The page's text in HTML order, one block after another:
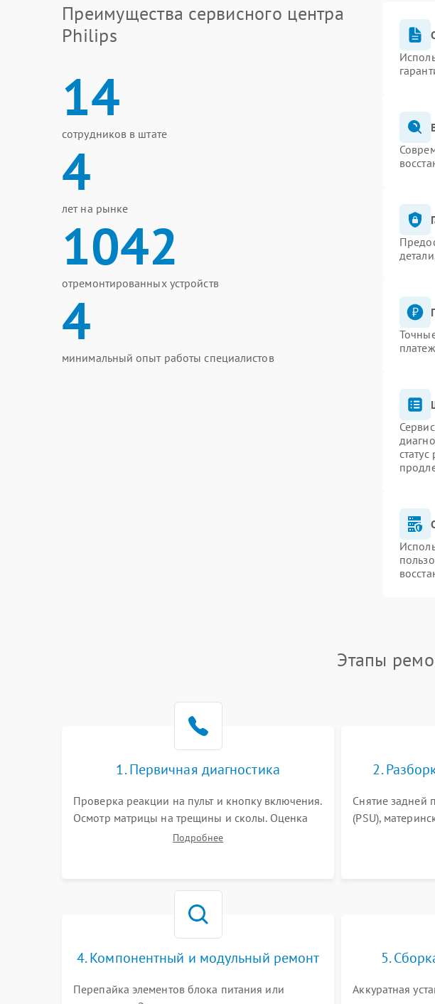
Преимущества сервисного центра
Philips
14
сотрудников в штате
4
лет на рынке
1042
отремонтированных устройств
4
минимальный опыт работы специалистов
Этапы
1. Первичная диагностика
Проверка реакции на пульт и кнопку включения.
Осмотр матрицы на трещины и сколы. Оценка
звука, наличия подсветки и индикаторов
Подробнее
2.
Снятие задней
(PSU),
Con на
4. Компонентный и модульный ремонт
Перепайка элементов блока питания или
5.
Аккуратная